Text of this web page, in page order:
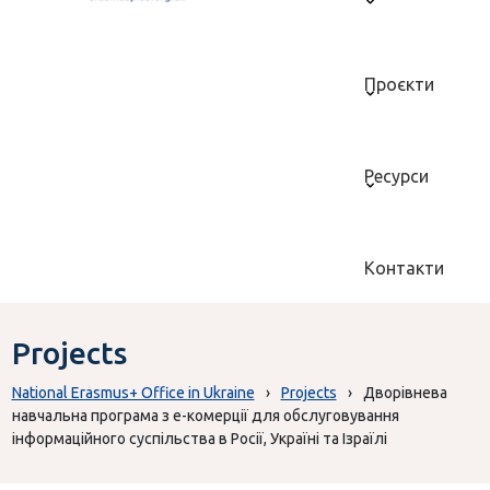
Проєкти
Ресурси
Контакти
Projects
National Erasmus+ Office in Ukraine › Projects ›
Дворівнева
навчальна програма з е-комерції для обслуговування
інформаційного суспільства в Росії, Україні та Ізраїлі